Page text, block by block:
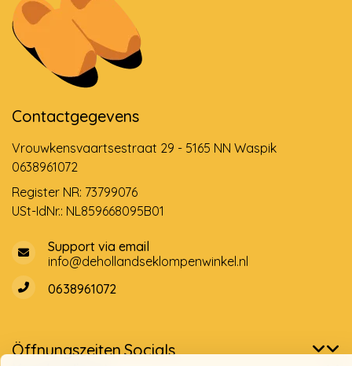
Contactgegevens
Vrouwkensvaartsestraat 29 - 5165 NN Waspik
0638961072
Register NR: 73799076
USt-IdNr.: NL859668095B01
Support via email
info@dehollandseklompenwinkel.nl
0638961072
ÖffnungszeitenSocials